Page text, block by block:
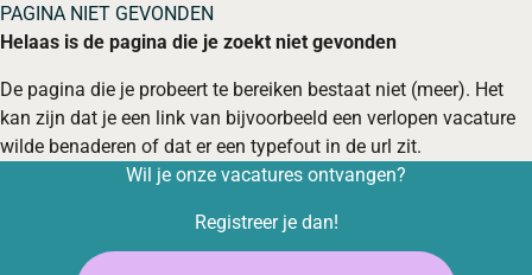
PAGINA NIET GEVONDEN
Helaas is de pagina die je zoekt niet gevonden
De pagina die je probeert te bereiken bestaat niet (meer). Het
kan zijn dat je een link van bijvoorbeeld een verlopen vacature
wilde benaderen of dat er een typefout in de url zit.
Wil je onze vacatures ontvangen?
Registreer je dan!